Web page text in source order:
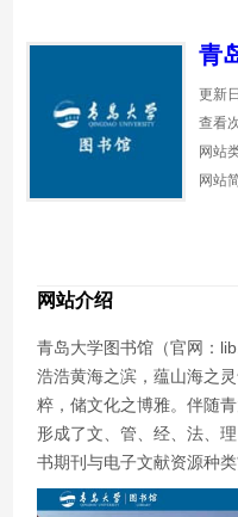
青
更新
查看
网站
网站
网站介绍
青岛大学图书馆（官网：
浩浩黄海之滨，蕴山海之
粹，储文化之博雅。伴随
形成了文、管、经、法、
书期刊与电子文献资源种类